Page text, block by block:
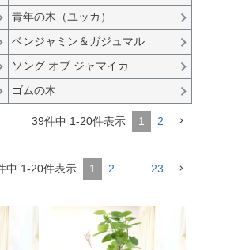
青年の木（ユッカ）
ベンジャミン＆ガジュマル
ソング オブ ジャマイカ
ゴムの木
39件中 1-20件表示 1 2
中 1-20件表示 1 2 … 23